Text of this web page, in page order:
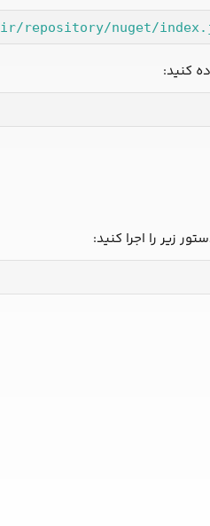
repository/nuget/
کنید:
زیر را اجرا کنید: